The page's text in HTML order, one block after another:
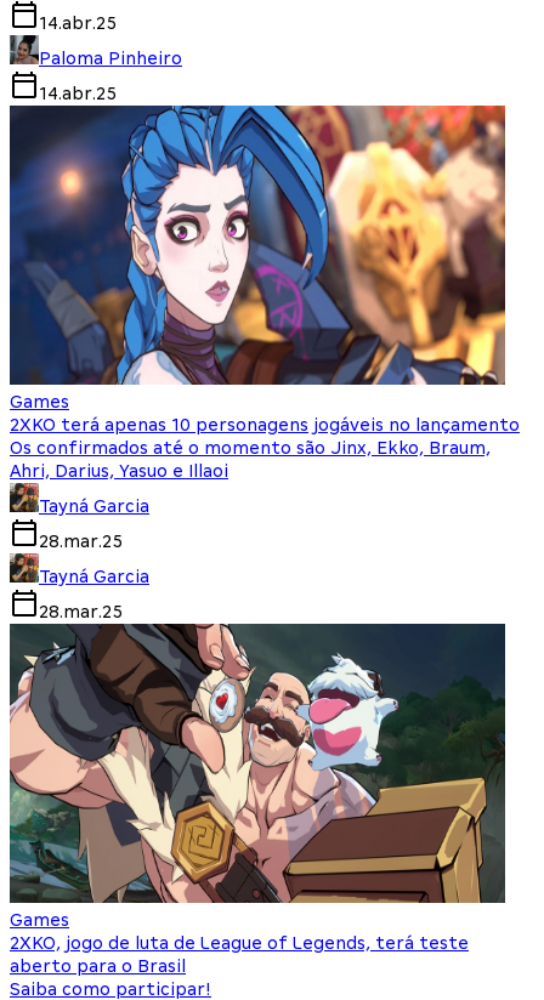
14.abr.25
Paloma Pinheiro
14.abr.25
Games
2XKO terá apenas 10 personagens jogáveis no lançamento
Os confirmados até o momento são Jinx, Ekko, Braum,
Ahri, Darius, Yasuo e Illaoi
Tayná Garcia
28.mar.25
Tayná Garcia
28.mar.25
Games
2XKO, jogo de luta de League of Legends, terá teste
aberto para o Brasil
Saiba como participar!